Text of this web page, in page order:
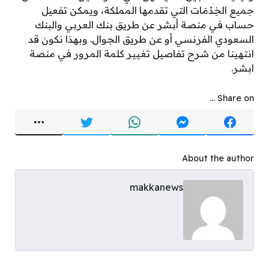
جميع الخِدْمَات التي تقدمها المملكة، ويمكن تفعيل
حساب في منصة أبشر عن طريق بنك العربي والبنك
السعودي الفرنسي أو عن طريق الجوال. وبهذا نكون قد
انتهينا من شرح تفاصيل تغيير كلمة المرور في منصة
ابشر.
Share on ...
About the author
makkanews